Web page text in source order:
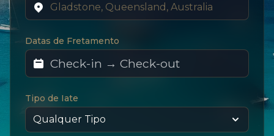
Datas de Fretamento
Tipo de Iate